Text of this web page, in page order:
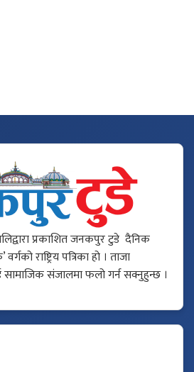
प्रकाशित जनकपुर टुडे दैनिक
राष्ट्रिय पत्रिका हो । ताजा
सामाजिक संजालमा फलो गर्न सक्नुहुन्छ ।